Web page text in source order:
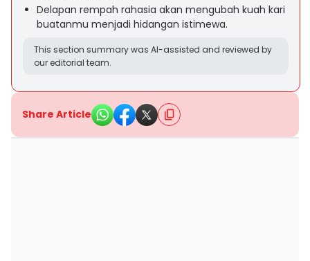
Delapan rempah rahasia akan mengubah kuah kari
buatanmu menjadi hidangan istimewa.
This section summary was AI-assisted and reviewed by
our editorial team.
Share Article